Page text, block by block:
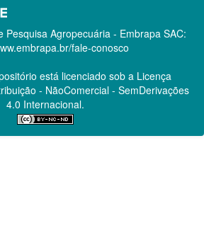
Pesquisa Agropecuária - Embrapa SAC:
fale-conosco
está licenciado sob a Licença
- NãoComercial - SemDerivações
4.0 Internacional.